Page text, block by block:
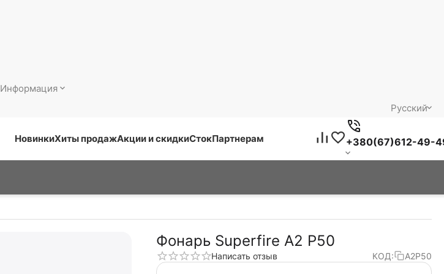
Информация
Русский
НовинкиХиты продажАкции и скидкиСтокПартнерам +380(67)612-49-
Фонарь Superfire A2 P50
Написать отзыв КОД: A2P50